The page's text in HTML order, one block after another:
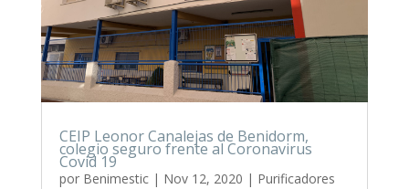
CEIP Leonor Canalejas de Benidorm,
colegio seguro frente al Coronavirus
Covid 19
por Benimestic| Nov 12, 2020 | Purificadores